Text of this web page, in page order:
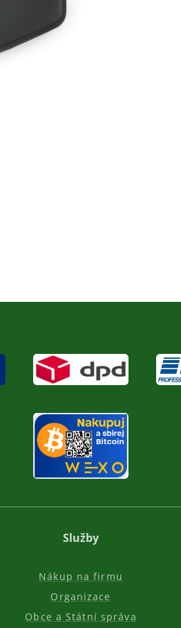
Služby
Nákup na firmu
Organizace
Obce a Státní správa